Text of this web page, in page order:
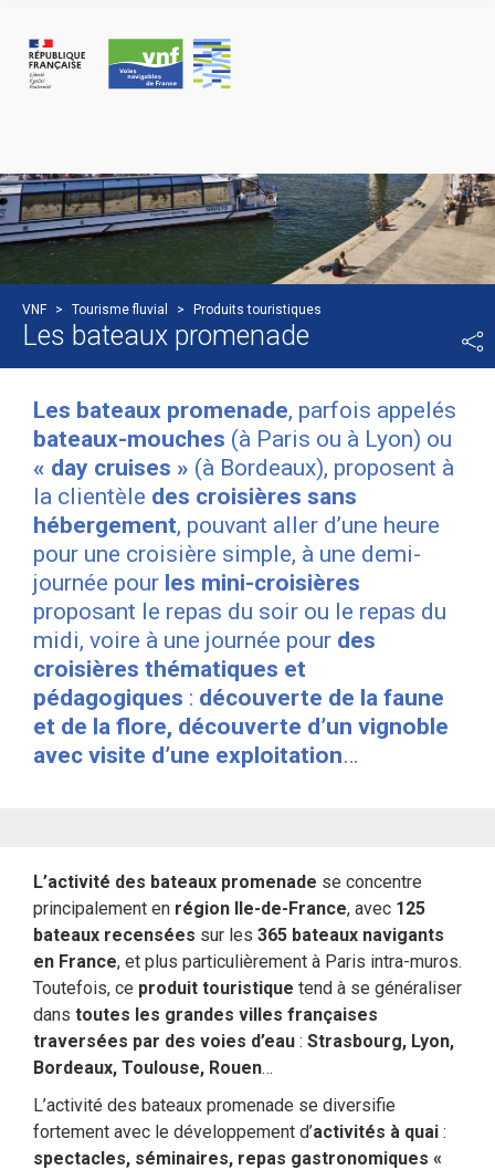
VNF > Tourisme fluvial > Produits touristiques
Les bateaux promenade
Les bateaux promenade, parfois appelés
bateaux-mouches (à Paris ou à Lyon) ou
« day cruises » (à Bordeaux), proposent à
la clientèle des croisières sans
hébergement, pouvant aller d’une heure
pour une croisière simple, à une demi-
journée pour les mini-croisières
proposant le repas du soir ou le repas du
midi, voire à une journée pour des
croisières thématiques et
pédagogiques : découverte de la faune
et de la flore, découverte d’un vignoble
avec visite d’une exploitation…
L’activité des bateaux promenade se concentre
principalement en région Ile-de-France, avec 125
bateaux recensées sur les 365 bateaux navigants
en France, et plus particulièrement à Paris intra-muros.
Toutefois, ce produit touristique tend à se généraliser
dans toutes les grandes villes françaises
traversées par des voies d’eau : Strasbourg, Lyon,
Bordeaux, Toulouse, Rouen…
L’activité des bateaux promenade se diversifie
fortement avec le développement d’activités à quai :
spectacles, séminaires, repas gastronomiques «